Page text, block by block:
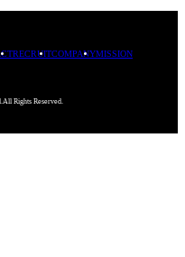
RECRUITCOMPANYMISSION
Rights Reserved.